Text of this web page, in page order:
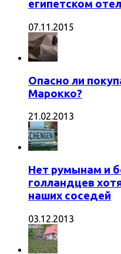
египетском
07.11.2015
Опасно ли
Марокко?
21.02.2013
Нет румынам и
голландцев
наших соседей
03.12.2013